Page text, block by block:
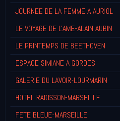
JOURNEE DE LA FEMME A AURIOL
LE VOYAGE DE L'AME-ALAIN AUBIN
LE PRINTEMPS DE BEETHOVEN
ESPACE SIMIANE A GORDES
GALERIE DU LAVOIR-LOURMARIN
HOTEL RADISSON-MARSEILLE
FETE BLEUE-MARSEILLE